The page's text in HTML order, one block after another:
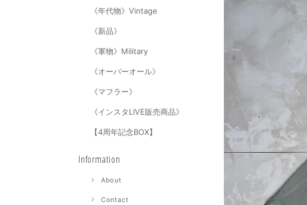
《年代物》Vintage
《新品》
《軍物》Military
《オーバーオール》
《マフラー》
《インスタLIVE販売商品》
【4周年記念BOX】
Information
About
Contact